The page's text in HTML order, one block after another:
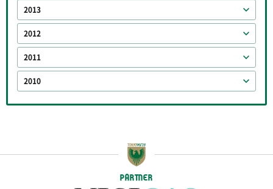
2013
2012
2011
2010
PARTNER